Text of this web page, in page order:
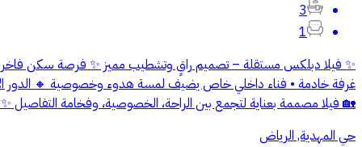
3
1
🏡 فيلا مصممة بعناية لتجمع بين الراحة، الخصوصية، وفخامة التفاصيل ✨
حي المهدية, الرياض